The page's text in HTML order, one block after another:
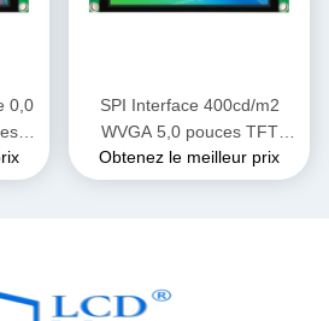
0,0
SPI Interface 400cd/m2
WVGA 5,0 pouces TFT
Écran de port série
Compatible avec
Obtenez le meilleur prix